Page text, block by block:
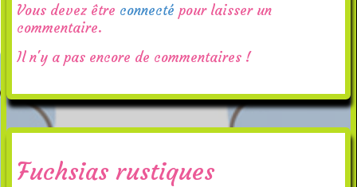
Vous devez être connecté pour laisser un
commentaire.
Il n'y a pas encore de commentaires !
Fuchsias rustiques